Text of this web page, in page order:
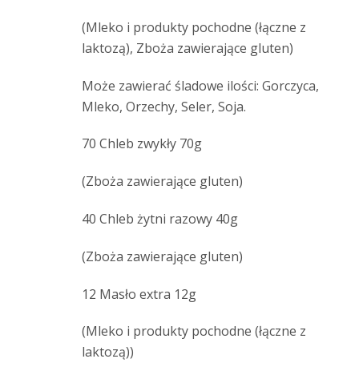
(Mleko i produkty pochodne (łączne z
laktozą), Zboża zawierające gluten)
Może zawierać śladowe ilości: Gorczyca,
Mleko, Orzechy, Seler, Soja.
70 Chleb zwykły 70g
(Zboża zawierające gluten)
40 Chleb żytni razowy 40g
(Zboża zawierające gluten)
12 Masło extra 12g
(Mleko i produkty pochodne (łączne z
laktozą))